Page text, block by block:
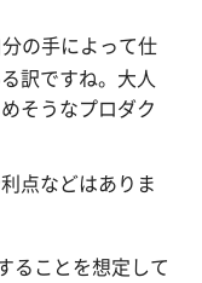
の手によって仕
訳ですね。大人
そうなプロダク
点などはありま
ることを想定して